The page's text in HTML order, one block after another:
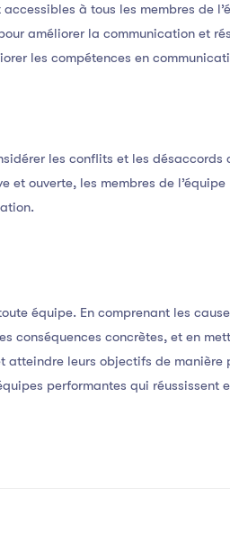
à tous les membres de
améliorer la communication et
les compétences en
les conflits et les désaccords
et ouverte, les membres de
équipe. En comprenant les
conséquences concrètes, et en
atteindre leurs objectifs de
performantes qui réussissent